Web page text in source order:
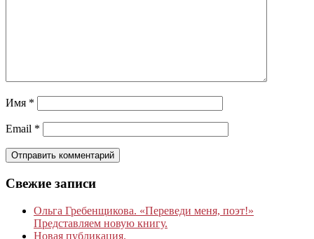
Имя *
Email *
Свежие записи
Ольга Гребенщикова. «Переведи меня, поэт!»
Представляем новую книгу.
Новая публикация.